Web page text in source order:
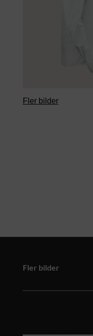
Fler bilder
Fler bilder